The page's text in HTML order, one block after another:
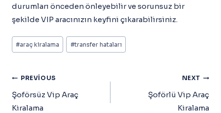
durumları önceden önleyebilir ve sorunsuz bir
şekilde VIP aracınızın keyfini çıkarabilirsiniz.
Post
Tags:
#araç kiralama #transfer hataları
Yazı
Gezinmesi
PREVIOUS
Şoförsüz Vip Araç
Kiralama
NEXT
Şoförlü Vip Araç
Kiralama